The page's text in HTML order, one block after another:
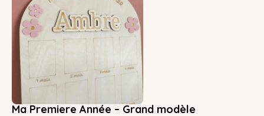
Ma Premiere Année – Grand modèle